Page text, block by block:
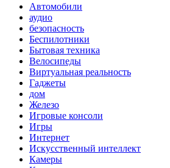
Автомобили
аудио
безопасность
Беспилотники
Бытовая техника
Велосипеды
Виртуальная реальность
Гаджеты
дом
Железо
Игровые консоли
Игры
Интернет
Искусственный интеллект
Камеры